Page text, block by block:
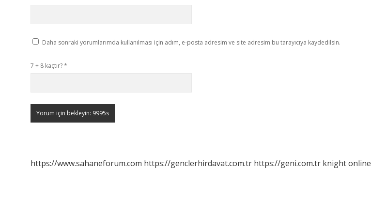
Daha sonraki yorumlarımda kullanılması için adım, e-posta adresim ve site adresim bu tarayıcıya kaydedilsin.
7 + 8 kaçtır?*
https://www.sahaneforum.com https://genclerhirdavat.com.tr https://geni.com.tr knight online